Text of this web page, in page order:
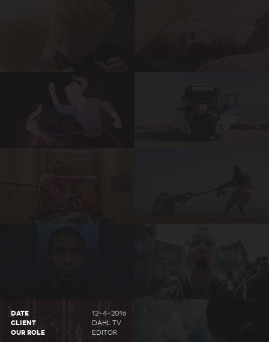
DATE 12-4-2016
CLIENT DAHL TV
OUR ROLE EDITOR